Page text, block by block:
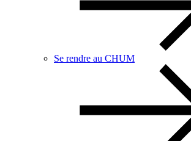
Se rendre au CHUM